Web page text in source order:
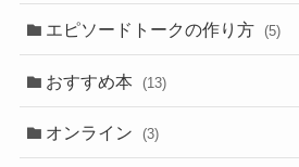
エピソードトークの作り方 (5)
おすすめ本 (13)
オンライン (3)